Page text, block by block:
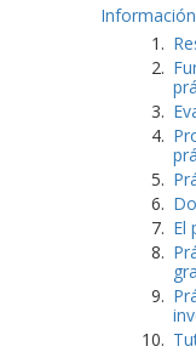
El